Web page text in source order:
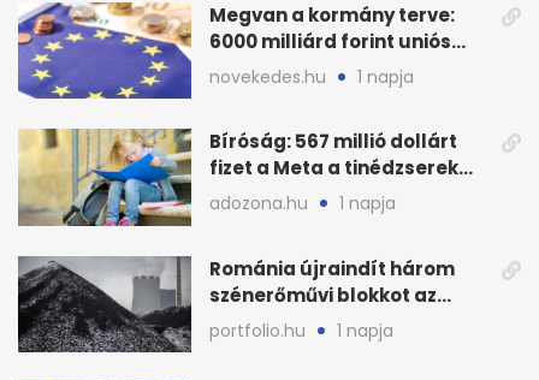
Megvan a kormány terve:
6000 milliárd forint uniós
pénz sorsa
novekedes.hu 1 napja
Bíróság: 567 millió dollárt
fizet a Meta a tinédzserek
védelmére
adozona.hu 1 napja
Románia újraindít három
szénerőművi blokkot az
áramellátás stabilizálására
portfolio.hu 1 napja